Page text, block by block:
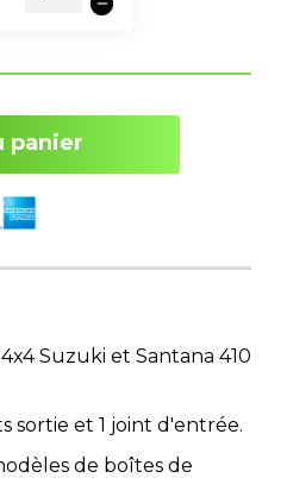
panier
Suzuki et Santana 410
sortie et 1 joint d'entrée.
de boîtes de